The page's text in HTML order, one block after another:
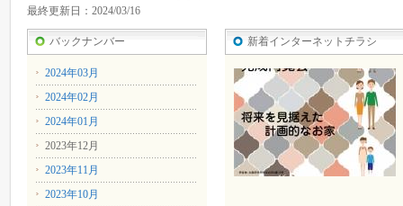
最終更新日：2024/03/16
バックナンバー
2024年03月
2024年02月
2024年01月
2023年12月
2023年11月
2023年10月
新着インターネットチラシ